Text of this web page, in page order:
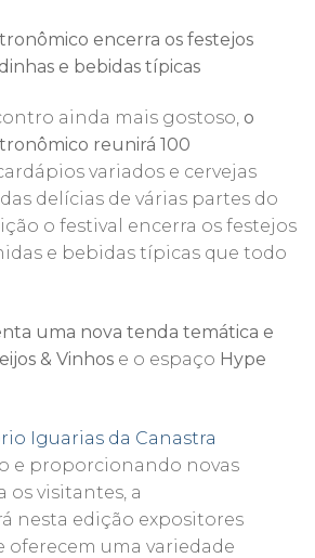
encerra os festejos
e bebidas típicas
ainda mais gostoso, o
reunirá 100
variados e cervejas
delícias de várias partes do
o festival encerra os festejos
e bebidas típicas que todo
uma nova tenda temática e
& Vinhos e o espaço Hype
e proporcionando novas
os visitantes, a
nesta edição expositores
oferecem uma variedade